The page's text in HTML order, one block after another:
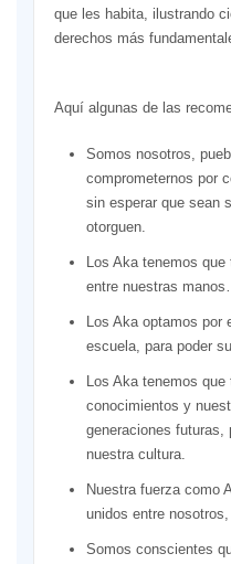
que les habita, ilustrando
derechos más
Aquí algunas de las
Somos nosotros,
comprometernos por
sin esperar que sean
otorguen.
Los Aka tenemos
entre nuestras
Los Aka optamos por
escuela, para poder
Los Aka tenemos
conocimientos y
generaciones futuras,
nuestra cultura.
Nuestra fuerza como
unidos entre
Somos conscientes